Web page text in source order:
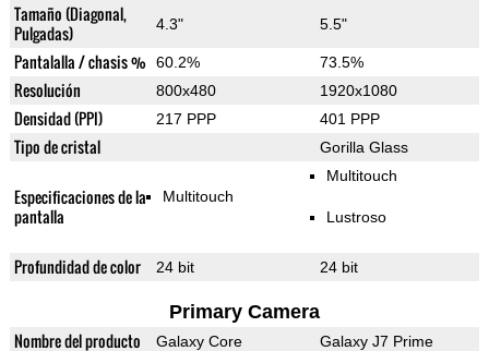
Tamaño (Diagonal,
Pulgadas)
4.3" 5.5"
Pantalalla / chasis % 60.2% 73.5%
Resolución 800x480 1920x1080
Densidad (PPI) 217 PPP 401 PPP
Tipo de cristal Gorilla Glass
Especificaciones de la
pantalla
Multitouch
Multitouch
Lustroso
Profundidad de color 24 bit 24 bit
Primary Camera
Nombre del producto Galaxy Core Galaxy J7 Prime